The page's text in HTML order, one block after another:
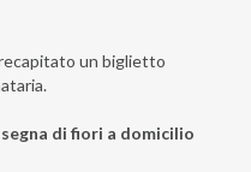
un biglietto
di fiori a domicilio